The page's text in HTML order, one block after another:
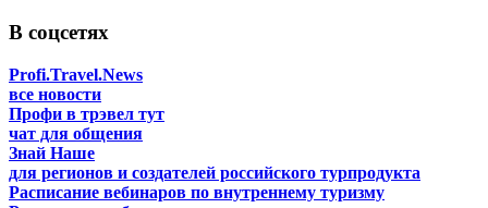
В соцсетях
Profi.Travel.News
все новости
Профи в трэвел тут
чат для общения
Знай Наше
для регионов и создателей российского турпродукта
Расписание вебинаров по внутреннему туризму